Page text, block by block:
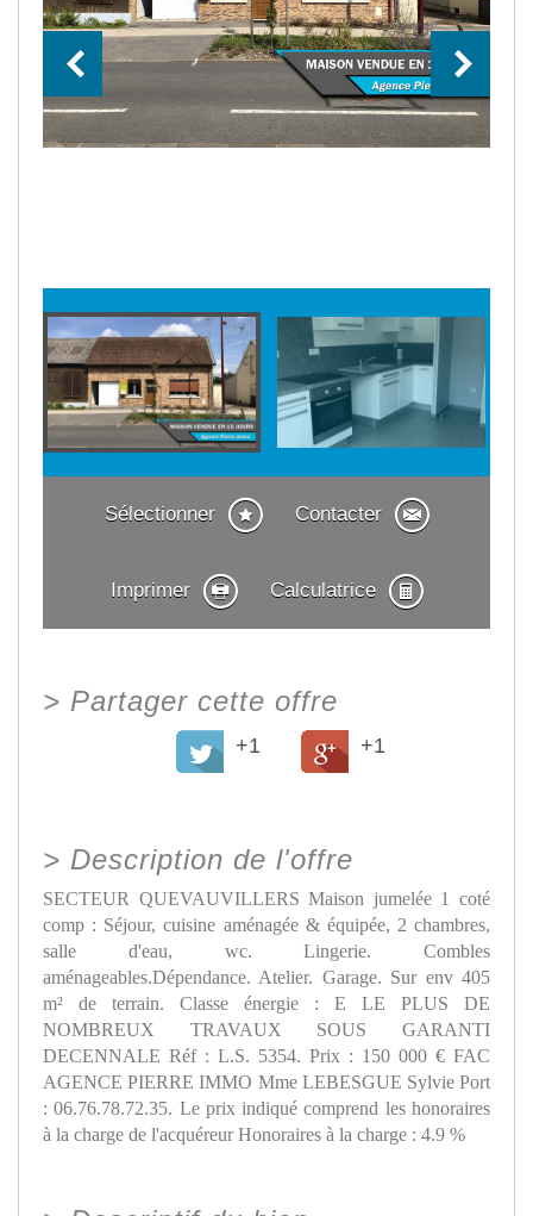
Sélectionner Contacter
Imprimer Calculatrice
> Partager cette offre
+1 +1
> Description de l'offre
SECTEUR QUEVAUVILLERS Maison jumelée 1 coté
comp : Séjour, cuisine aménagée & équipée, 2 chambres,
salle d'eau, wc. Lingerie. Combles
aménageables.Dépendance. Atelier. Garage. Sur env 405
m² de terrain. Classe énergie : E LE PLUS DE
NOMBREUX TRAVAUX SOUS GARANTI
DECENNALE Réf : L.S. 5354. Prix : 150 000 € FAC
AGENCE PIERRE IMMO Mme LEBESGUE Sylvie Port
: 06.76.78.72.35. Le prix indiqué comprend les honoraires
à la charge de l'acquéreur Honoraires à la charge : 4.9 %